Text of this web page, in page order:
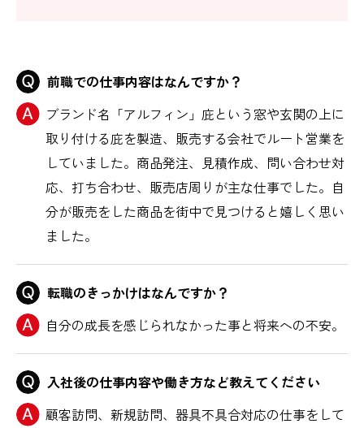
前職での仕事内容はなんですか？
ブランド名「アルフィン」庇という窓や玄関の上に
取り付ける庇を製造、販売する会社でルート営業を
していました。商品発注、見積作成、問い合わせ対
応、打ち合わせ、販売店周りが主な仕事でした。自
分が販売をした商品を街中で見つけると嬉しく思い
ました。
転職のきっかけはなんですか？
自分の成長を感じられなかった事と将来への不安。
入社後の仕事内容や働き方など教えてください
顧客訪問、新規訪問、器具不具合対応の仕事をして